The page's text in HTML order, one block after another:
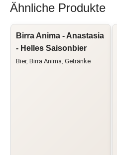
Ähnliche Produkte
Birra Anima - Anastasia
- Helles Saisonbier
Bier, Birra Anima Getränke